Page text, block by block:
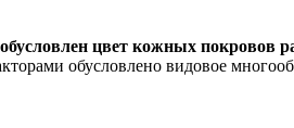
цвет кожных покровов
обусловлено видовое